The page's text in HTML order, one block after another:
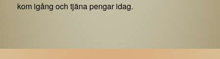
kom igång och tjäna pengar idag.